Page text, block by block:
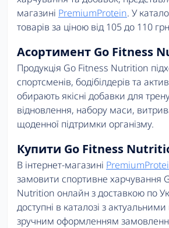
магазині PremiumProtein. У
товарів за ціною від 105 до 110
Асортимент Go Fitness
Продукція Go Fitness Nutrition
спортсменів, бодібілдерів та
обирають якісні добавки для
відновлення, набору маси,
щоденної підтримки організму.
Купити Go Fitness
В інтернет-магазині
замовити спортивне харчування
Nutrition онлайн з доставкою по
доступні в каталозі з
зручним оформленням